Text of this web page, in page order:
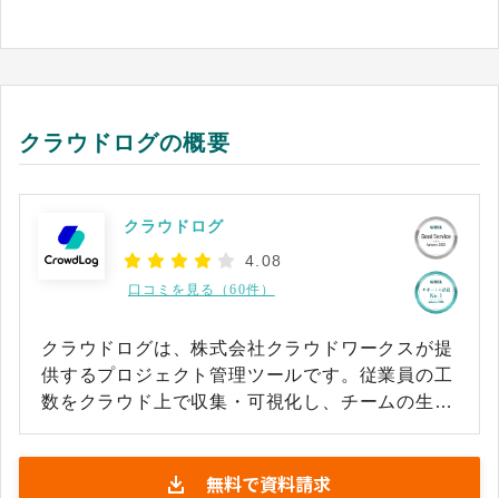
クラウドログの概要
クラウドログ
4.08
口コミを見る（60件）
クラウドログは、株式会社クラウドワークスが提
供するプロジェクト管理ツールです。従業員の工
数をクラウド上で収集・可視化し、チームの生産
ートフォンから直感的に工数を入力でき、管理者
は入力データを自動集計・レポート化して確認で
無料で資料請求